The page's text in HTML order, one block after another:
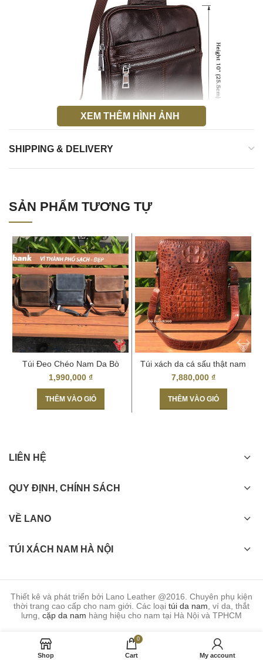
XEM THÊM HÌNH ẢNH
SHIPPING & DELIVERY
SẢN PHẨM TƯƠNG TỰ
Túi Đeo Chéo Nam Da Bò
KT15
1,990,000 ₫
THÊM VÀO GIỎ
Túi xách da cá sấu thật nam
tính 2017 giá bao nhiêu
7,880,000 ₫
THÊM VÀO GIỎ
LIÊN HỆ
QUY ĐỊNH, CHÍNH SÁCH
VỀ LANO
TÚI XÁCH NAM HÀ NỘI
Thiết kê và phát triển bởi Lano Leather @2016. Chuyên phụ kiện
thời trang cao cấp cho nam giới. Các loại túi da nam , ví da, thắt
lưng, cặp da nam hàng hiệu cho nam tại Hà Nội và TPHCM
Shop
0
Cart My account